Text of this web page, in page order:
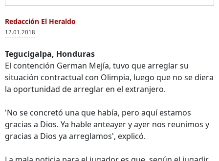
Redacción El Heraldo
12.01.2018
Tegucigalpa, Honduras
El contención German Mejía, tuvo que arreglar su
situación contractual con Olimpia, luego que no se diera
la oportunidad de arreglar en el extranjero.
'No se concretó una que había, pero aquí estamos
gracias a Dios. Ya hable anteayer y ayer nos reunimos y
gracias a Dios ya arreglamos', explicó.